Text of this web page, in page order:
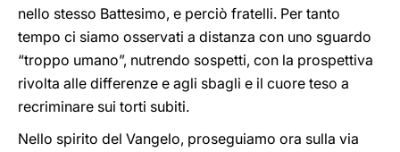
nello stesso Battesimo, e perciò fratelli. Per tanto
tempo ci siamo osservati a distanza con uno sguardo
“troppo umano”, nutrendo sospetti, con la prospettiva
rivolta alle differenze e agli sbagli e il cuore teso a
recriminare sui torti subiti.
Nello spirito del Vangelo, proseguiamo ora sulla via